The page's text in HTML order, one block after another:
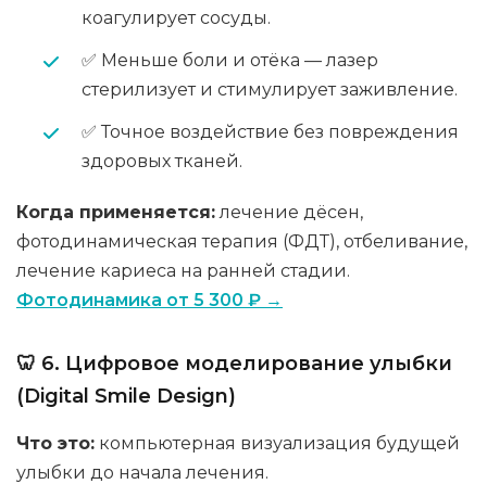
коагулирует сосуды.
✅ Меньше боли и отёка — лазер
стерилизует и стимулирует заживление.
✅ Точное воздействие без повреждения
здоровых тканей.
Когда применяется:лечение дёсен,
фотодинамическая терапия (ФДТ), отбеливание,
лечение кариеса на ранней стадии.
Фотодинамика от 5 300 ₽ →
🦷 6. Цифровое моделирование улыбки
(Digital Smile Design)
Что это: компьютерная визуализация будущей
улыбки до начала лечения.